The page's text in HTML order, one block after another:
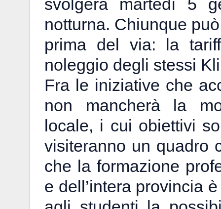
svolgerà martedì 5
notturna. Chiunque
prima del via: la
noleggio degli stessi
Fra le iniziative che
non mancherà la
locale, i cui obiettivi
visiteranno un quadro
che la formazione
e dell’intera provincia